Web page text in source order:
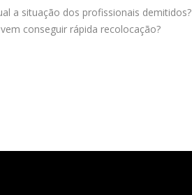
a situação dos profissionais
conseguir rápida recolocação?